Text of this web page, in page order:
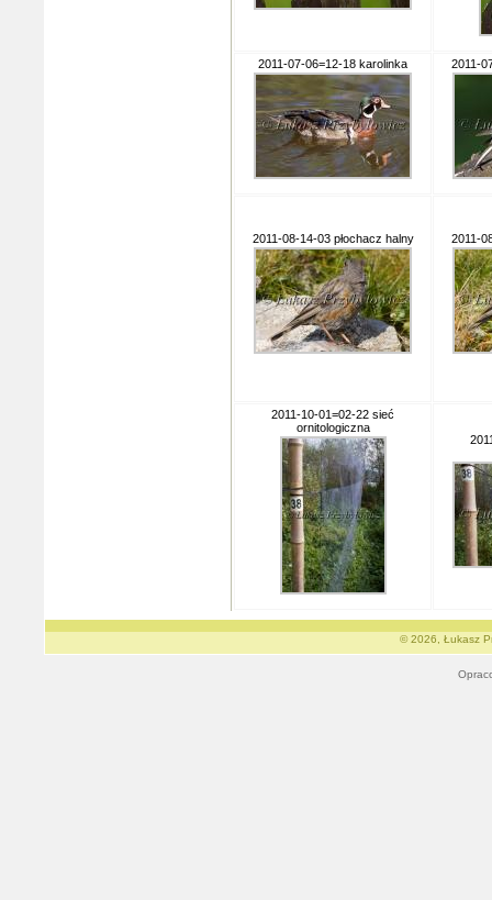
2011-07-06=12-18 karolinka 2011-
2011-08-14-03 płochacz halny 2011-
2011-10-01=02-22 sieć
ornitologiczna
© 2026, Łukasz